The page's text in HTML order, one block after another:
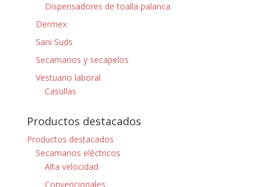
Dispensadores de toalla palanca
Dermex
Sani Suds
Secamanos y secapelos
Vestuario laboral
Casullas
Productos destacados
Productos destacados
Secamanos eléctricos
Alta velocidad
Convencionales